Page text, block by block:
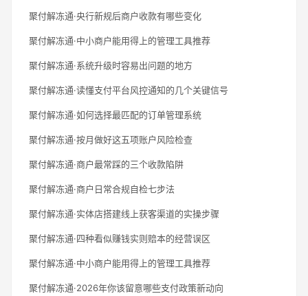
聚付解冻通·央行新规后商户收款有哪些变化
聚付解冻通·中小商户能用得上的管理工具推荐
聚付解冻通·系统升级时容易出问题的地方
聚付解冻通·读懂支付平台风控通知的几个关键信号
聚付解冻通·如何选择最匹配的订单管理系统
聚付解冻通·按月做好这五项账户风险检查
聚付解冻通·商户最常踩的三个收款陷阱
聚付解冻通·商户日常合规自检七步法
聚付解冻通·实体店搭建线上获客渠道的实操步骤
聚付解冻通·四种看似赚钱实则赔本的经营误区
聚付解冻通·中小商户能用得上的管理工具推荐
聚付解冻通·2026年你该留意哪些支付政策新动向